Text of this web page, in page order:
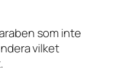
som inte
vilket